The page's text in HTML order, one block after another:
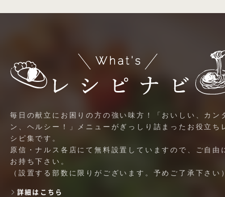
毎日の献立にお困りの方の強い味方！「おいしい、カン
ン、ヘルシー！」メニューがぎっしり詰まったお役立ち
シピ集です。
原信・ナルス各店にて無料設置していますので、ご自由
お持ち下さい。
（設置する部数に限りがございます。予めご了承下さい
詳細はこちら